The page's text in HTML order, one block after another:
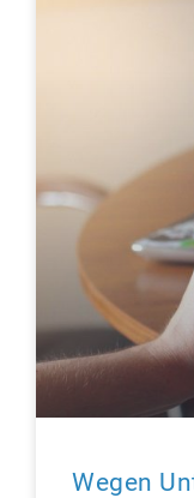
Wegen